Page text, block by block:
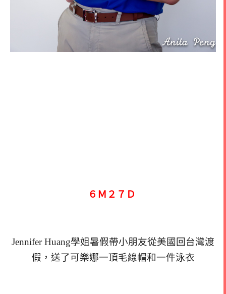
６Ｍ２７Ｄ
Jennifer Huang學姐暑假帶小朋友從美國回台灣渡
假，送了可樂娜一頂毛線帽和一件泳衣